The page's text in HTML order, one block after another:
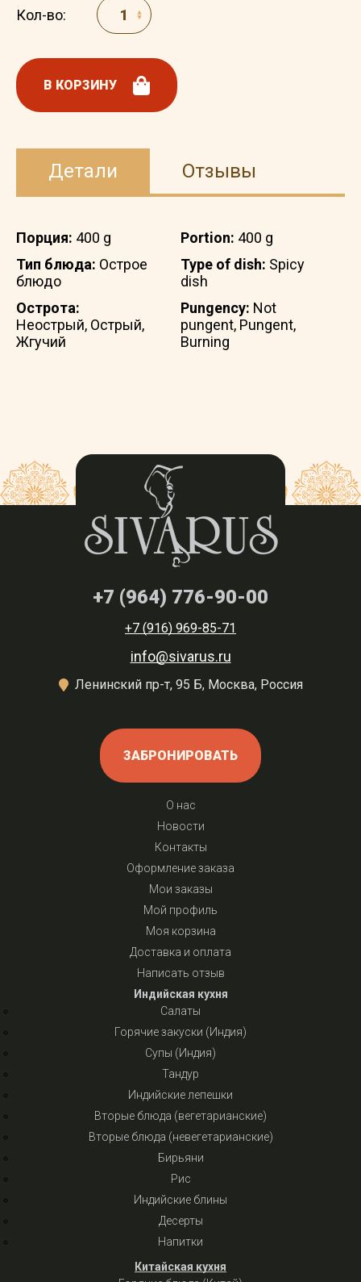
Кол-во:
В КОРЗИНУ
Детали Отзывы
Порция: 400 g
Тип блюда: Острое
блюдо
Острота:
Неострый, Острый,
Жгучий
Portion: 400 g
Type of dish: Spicy
dish
Pungency: Not
pungent, Pungent,
Burning
+7 (964) 776-90-00
+7 (916) 969-85-71
info@sivarus.ru
Ленинский пр-т, 95 Б, Москва, Россия
ЗАБРОНИРОВАТЬ
О нас
Новости
Контакты
Оформление заказа
Мои заказы
Мой профиль
Моя корзина
Доставка и оплата
Написать отзыв
Индийская кухня
Салаты
Горячие закуски (Индия)
Супы (Индия)
Тандур
Индийские лепешки
Вторые блюда (вегетарианские)
Вторые блюда (невегетарианские)
Бирьяни
Рис
Индийские блины
Десерты
Напитки
Китайская кухня